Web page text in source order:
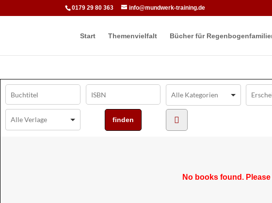
0179 29 80 363 info@mundwerk-training.de
Start Themenvielfalt Bücher für
No books found.